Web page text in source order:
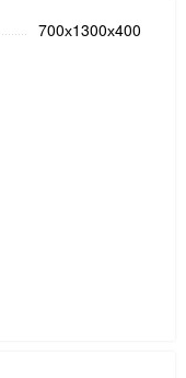
700х1300х400